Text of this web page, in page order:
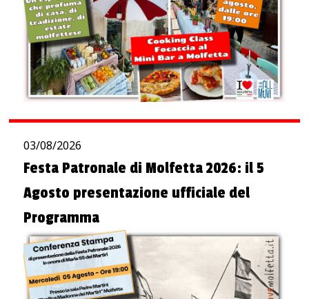
03/08/2026
Festa Patronale di Molfetta 2026: il 5
Agosto presentazione ufficiale del
Programma